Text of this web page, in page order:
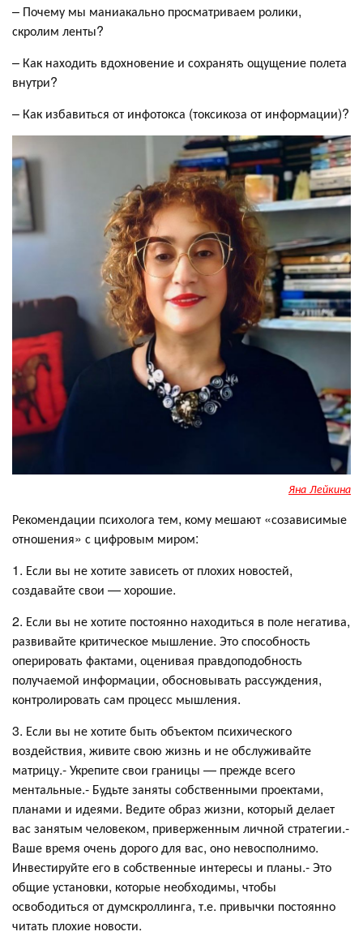
– Почему мы маниакально просматриваем ролики,
скролим ленты?
– Как находить вдохновение и сохранять ощущение полета
внутри?
– Как избавиться от инфотокса (токсикоза от информации)?
Яна Лейкина
Рекомендации психолога тем, кому мешают «созависимые
отношения» с цифровым миром:
1. Если вы не хотите зависеть от плохих новостей,
создавайте свои — хорошие.
2. Если вы не хотите постоянно находиться в поле негатива,
развивайте критическое мышление. Это способность
оперировать фактами, оценивая правдоподобность
получаемой информации, обосновывать рассуждения,
контролировать сам процесс мышления.
3. Если вы не хотите быть объектом психического
воздействия, живите свою жизнь и не обслуживайте
матрицу.- Укрепите свои границы — прежде всего
ментальные.- Будьте заняты собственными проектами,
планами и идеями. Ведите образ жизни, который делает
вас занятым человеком, приверженным личной стратегии.-
Ваше время очень дорого для вас, оно невосполнимо.
Инвестируйте его в собственные интересы и планы.- Это
общие установки, которые необходимы, чтобы
освободиться от думскроллинга, т.е. привычки постоянно
читать плохие новости.